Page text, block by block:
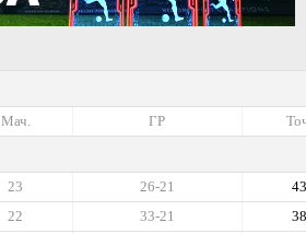
ГР
Мач.
43
26-21
23
38
33-21
22